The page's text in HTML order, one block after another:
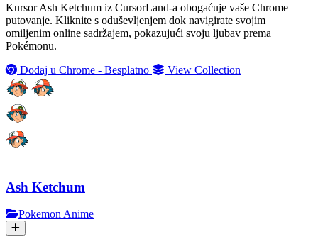
Kursor Ash Ketchum iz CursorLand-a obogaćuje vaše Chrome
putovanje. Kliknite s oduševljenjem dok navigirate svojim
omiljenim online sadržajem, pokazujući svoju ljubav prema
Pokémonu.
Dodaj u Chrome - Besplatno
View Collection
Ash Ketchum
Pokemon Anime